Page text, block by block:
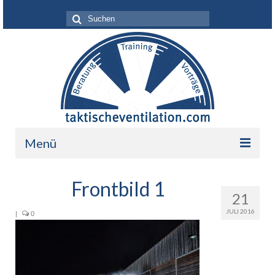
Suche
nach:
Menü
21
JULI 2016
Frontbild 1
| 0